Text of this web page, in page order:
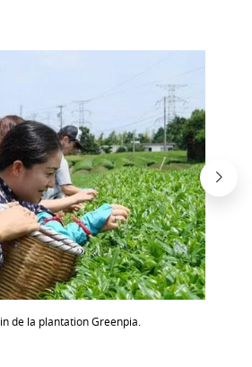
de la plantation Greenpia.